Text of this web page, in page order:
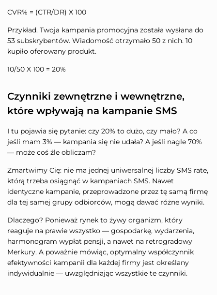
CVR% = (CTR/DR) X 100
Przykład. Twoja kampania promocyjna została wysłana do
53 subskrybentów. Wiadomość otrzymało 50 z nich. 10
kupiło oferowany produkt.
10/50 X 100 = 20%
Czynniki zewnętrzne i wewnętrzne,
które wpływają na kampanie SMS
I tu pojawia się pytanie: czy 20% to dużo, czy mało? A co
jeśli mam 3% — kampania się nie udała? A jeśli nagle 70%
— może coś źle obliczam?
Zmartwimy Cię: nie ma jednej uniwersalnej liczby SMS rate,
którą trzeba osiągnąć w kampaniach SMS. Nawet
identyczne kampanie, przeprowadzone przez tę samą firmę
dla tej samej grupy odbiorców, mogą dawać różne wyniki.
Dlaczego? Ponieważ rynek to żywy organizm, który
reaguje na prawie wszystko — gospodarkę, wydarzenia,
harmonogram wypłat pensji, a nawet na retrogradowy
Merkury. A poważnie mówiąc, optymalny współczynnik
efektywności kampanii dla każdej firmy jest określany
indywidualnie — uwzględniając wszystkie te czynniki.